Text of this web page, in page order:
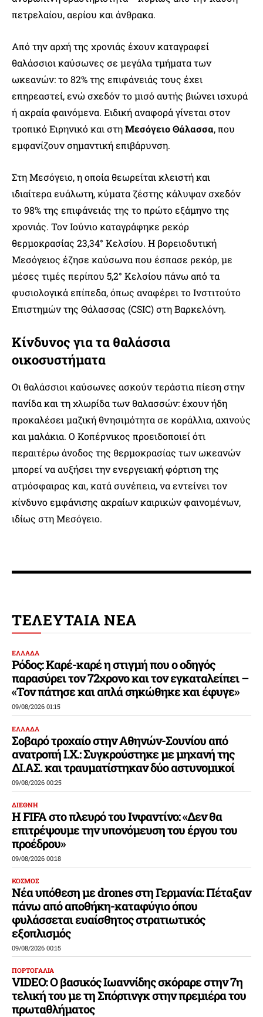
πετρελαίου, αερίου και άνθρακα.
Από την αρχή της χρονιάς έχουν καταγραφεί
θαλάσσιοι καύσωνες σε μεγάλα τμήματα των
ωκεανών: το 82% της επιφάνειάς τους έχει
επηρεαστεί, ενώ σχεδόν το μισό αυτής βιώνει ισχυρά
ή ακραία φαινόμενα. Ειδική αναφορά γίνεται στον
τροπικό Ειρηνικό και στηΜεσόγειο Θάλασσα, που
εμφανίζουν σημαντική επιβάρυνση.
Στη Μεσόγειο, η οποία θεωρείται κλειστή και
ιδιαίτερα ευάλωτη, κύματα ζέστης κάλυψαν σχεδόν
το 98% της επιφάνειάς της το πρώτο εξάμηνο της
χρονιάς. Τον Ιούνιο καταγράφηκε ρεκόρ
θερμοκρασίας 23,34° Κελσίου. Η βορειοδυτική
Μεσόγειος έζησε καύσωνα που έσπασε ρεκόρ, με
μέσες τιμές περίπου 5,2° Κελσίου πάνω από τα
φυσιολογικά επίπεδα, όπως αναφέρει το Ινστιτούτο
Επιστημών της Θάλασσας (CSIC) στη Βαρκελόνη.
Κίνδυνος για τα θαλάσσια
οικοσυστήματα
Οι θαλάσσιοι καύσωνες ασκούν τεράστια πίεση στην
πανίδα και τη χλωρίδα των θαλασσών: έχουν ήδη
προκαλέσει μαζική θνησιμότητα σε κοράλλια, αχινούς
και μαλάκια. Ο Κοπέρνικος προειδοποιεί ότι
περαιτέρω άνοδος της θερμοκρασίας των ωκεανών
μπορεί να αυξήσει την ενεργειακή φόρτιση της
ατμόσφαιρας και, κατά συνέπεια, να εντείνει τον
κίνδυνο εμφάνισης ακραίων καιρικών φαινομένων,
ιδίως στη Μεσόγειο.
ΤΕΛΕΥΤΑΙΑ ΝΕΑ
ΕΛΛΑΔΑ
Ρόδος: Καρέ-καρέ η στιγμή που ο οδηγός
παρασύρει τον 72χρονο και τον εγκαταλείπει –
«Τον πάτησε και απλά σηκώθηκε και έφυγε»
09/08/2026 01:15
ΕΛΛΑΔΑ
Σοβαρό τροχαίο στην Αθηνών-Σουνίου από
ανατροπή Ι.Χ.: Συγκρούστηκε με μηχανή της
ΔΙ.ΑΣ. και τραυματίστηκαν δύο αστυνομικοί
09/08/2026 00:25
ΔΙΕΘΝΗ
Η FIFA στο πλευρό του Ινφαντίνο: «Δεν θα
επιτρέψουμε την υπονόμευση του έργου του
προέδρου»
09/08/2026 00:18
ΚΟΣΜΟΣ
Νέα υπόθεση με drones στη Γερμανία: Πέταξαν
πάνω από αποθήκη-καταφύγιο όπου
φυλάσσεται ευαίσθητος στρατιωτικός
εξοπλισμός
09/08/2026 00:15
ΠΟΡΤΟΓΑΛΙΑ
VIDEO: Ο βασικός Ιωαννίδης σκόραρε στην 7η
τελική του με τη Σπόρτινγκ στην πρεμιέρα του
πρωταθλήματος